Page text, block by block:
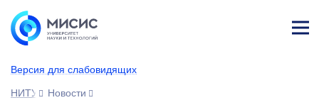
Версия для слабовидящих
НИТУ МИСИС
Новости